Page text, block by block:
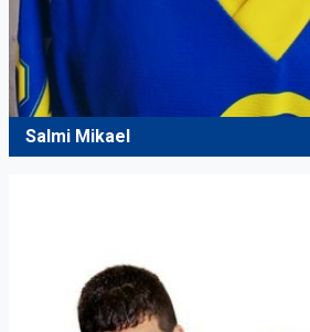
Salmi Mikael